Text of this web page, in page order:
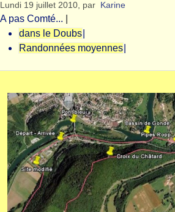
Lundi 19 juillet 2010, par Karine
A pas Comté...
dans le Doubs
Randonnées moyennes